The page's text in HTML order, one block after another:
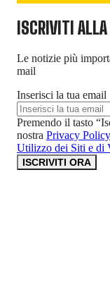
ISCRIVITI
Le notizie più
mail
Inserisci la tua email
Premendo il tasto
nostra Privacy Policy
Utilizzo dei Siti e di
ISCRIVITI ORA